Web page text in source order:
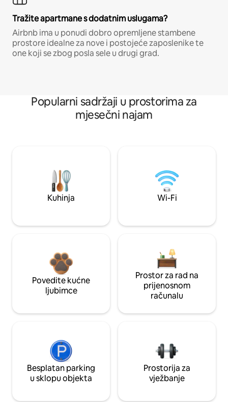
Tražite apartmane s dodatnim uslugama?
Airbnb ima u ponudi dobro opremljene stambene
prostore idealne za nove i postojeće zaposlenike te
one koji se zbog posla sele u drugi grad.
Popularni sadržaji u prostorima za
mjesečni najam
Kuhinja Wi-Fi
Povedite kućne
ljubimce
Prostor za rad na
prijenosnom
računalu
Besplatan parking
u sklopu objekta
Prostorija za
vježbanje